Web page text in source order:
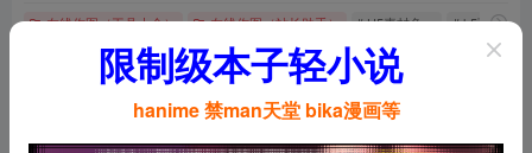
在线作图（工具大全） 在线作图（站长助手） # H5素材免ps # h5页面制
Vectr | 免费矢量图形编辑工具
免费矢量图形编辑工具
限制级本子轻小说
hanime 禁man天堂 bika漫画等